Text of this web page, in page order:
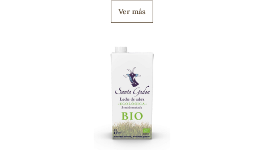
Ver más